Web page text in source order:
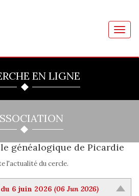
EN LIGNE
généalogique de Picardie
l'actualité du cercle.
6 juin 2026 (06 Jun 2026)